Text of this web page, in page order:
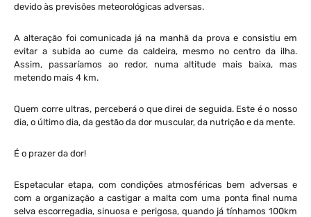
devido às previsões meteorológicas adversas.
A alteração foi comunicada já na manhã da prova e consistiu em
evitar a subida ao cume da caldeira, mesmo no centro da ilha.
Assim, passaríamos ao redor, numa altitude mais baixa, mas
metendo mais 4 km.
Quem corre ultras, perceberá o que direi de seguida. Este é o nosso
dia, o último dia, da gestão da dor muscular, da nutrição e da mente.
É o prazer da dor!
Espetacular etapa, com condições atmosféricas bem adversas e
com a organização a castigar a malta com uma ponta final numa
selva escorregadia, sinuosa e perigosa, quando já tínhamos 100km